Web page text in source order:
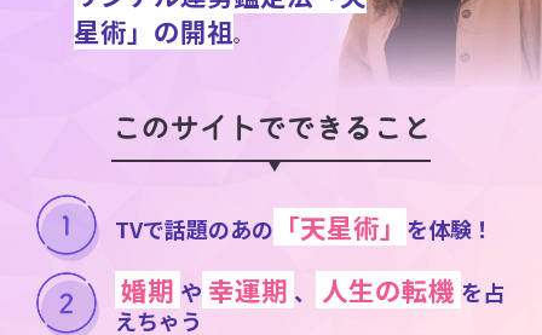
星術」の開祖。
このサイトでできること
TVで話題のあの 「天星術」 を体験！
婚期 や 幸運期 、 人生の転機 を占
えちゃう